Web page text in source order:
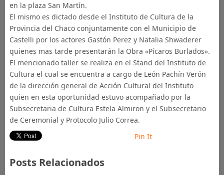
en la plaza San Martín.
El mismo es dictado desde el Instituto de Cultura de la
Provincia del Chaco conjuntamente con el Municipio de
Castelli por los actores Gastón Perez y Natalia Shwaderer
quienes mas tarde presentarán la Obra «Pícaros Burlados».
El mencionado taller se realiza en el Stand del Instituto de
Cultura el cual se encuentra a cargo de León Pachín Verón
de la dirección general de Acción Cultural del Instituto
quien en esta oportunidad estuvo acompañado por la
Subsecretaria de Cultura Estela Almiron y el Subsecretario
de Ceremonial y Protocolo Julio Correa.
Pin It
Posts Relacionados